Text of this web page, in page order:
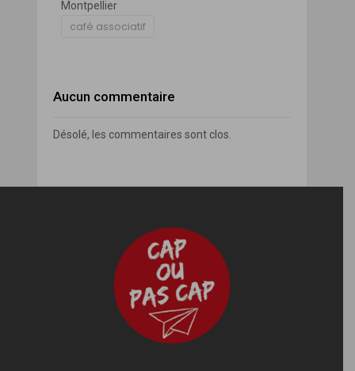
Montpellier
café associatif
Aucun commentaire
Désolé, les commentaires sont clos.